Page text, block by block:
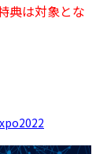
典は対象とな